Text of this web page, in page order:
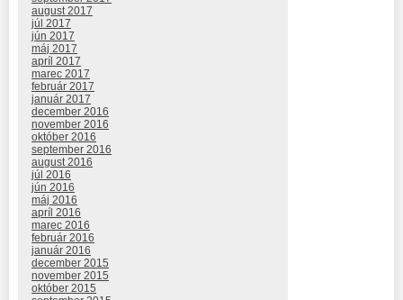
august 2017
júl 2017
jún 2017
máj 2017
apríl 2017
marec 2017
február 2017
január 2017
december 2016
november 2016
október 2016
september 2016
august 2016
júl 2016
jún 2016
máj 2016
apríl 2016
marec 2016
február 2016
január 2016
december 2015
november 2015
október 2015